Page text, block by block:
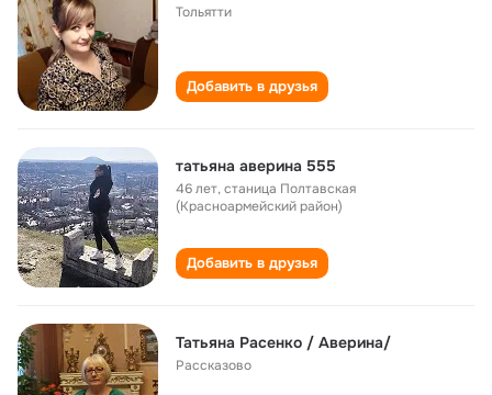
Тольятти
Добавить в друзья
татьяна аверина 555
46 лет,станица Полтавская
(Красноармейский район)
Добавить в друзья
Татьяна Расенко / Аверина/
Рассказово